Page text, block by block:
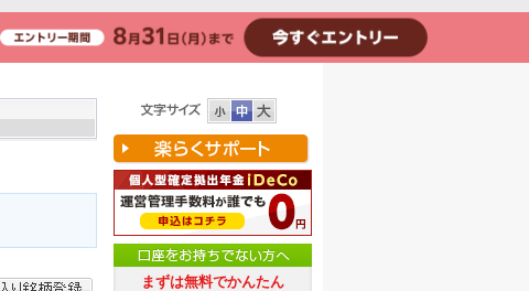
まずは無料でかんたん